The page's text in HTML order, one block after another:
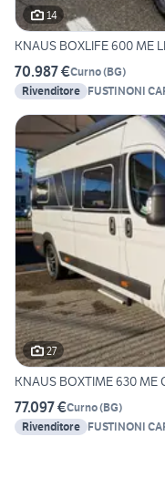
14
KNAUS BOXLIFE 600 ME
70.987 €Curno(BG)
Rivenditore FUSTINONI
27
KNAUS BOXTIME 630
77.097 €Curno(BG)
Rivenditore FUSTINONI